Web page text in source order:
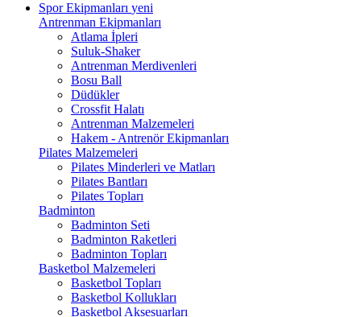
Spor Ekipmanları yeni
Antrenman Ekipmanları
Atlama İpleri
Suluk-Shaker
Antrenman Merdivenleri
Bosu Ball
Düdükler
Crossfit Halatı
Antrenman Malzemeleri
Hakem - Antrenör Ekipmanları
Pilates Malzemeleri
Pilates Minderleri ve Matları
Pilates Bantları
Pilates Topları
Badminton
Badminton Seti
Badminton Raketleri
Badminton Topları
Basketbol Malzemeleri
Basketbol Topları
Basketbol Kollukları
Basketbol Aksesuarları